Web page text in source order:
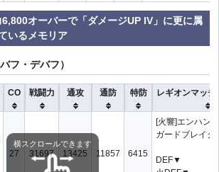
オーバーで「ダメージUP IV」に更に属
いるメモリア
フ・デバフ）
CO 戦闘力 通攻 通防 特防 レギオンマッ
27 31697 13425 11857 6415
[火響]エンハン
ガードブレイク
DEF▼
横スクロールできます